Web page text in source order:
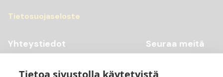
Tietoa sivustolla käytetyistä
Tietosuojaseloste
Yhteystiedot
Seuraa meitä